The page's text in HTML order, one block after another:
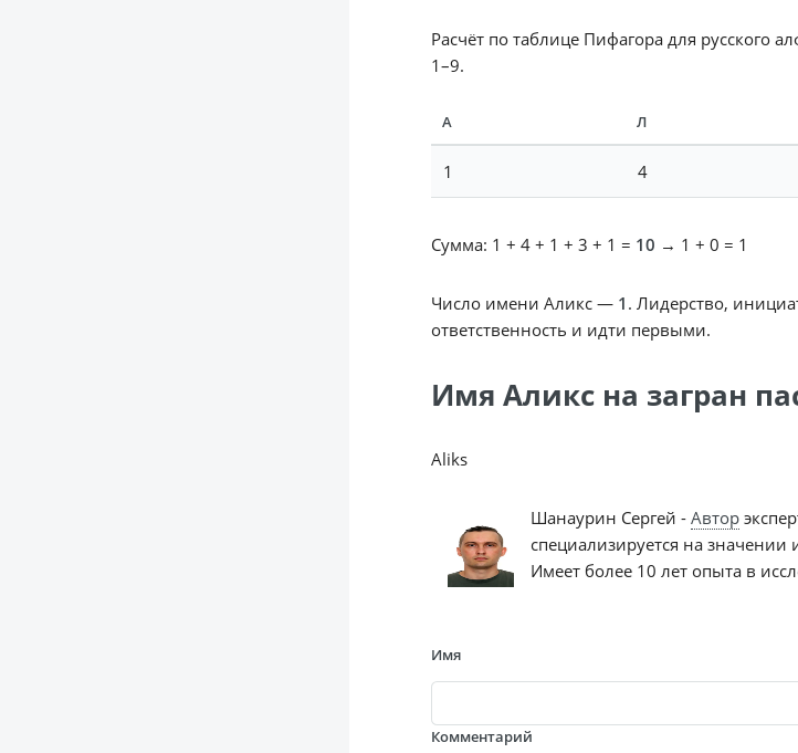
Расчёт по таблице Пифагора для русского
1–9.
А Л
1 4
Сумма: 1 + 4 + 1 + 3 + 1 = 10 → 1 + 0 = 1
Число имени Аликс — 1 . Лидерство,
ответственность и идти первыми.
Имя Аликс на загран
Aliks
Шанаурин Сергей - Автор
специализируется на
Имеет более 10 лет опыта в
Имя
Комментарий